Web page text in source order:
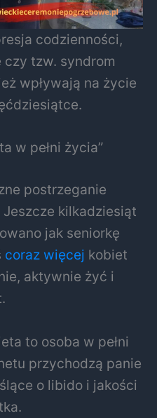
codzienności,
tzw. syndrom
wpływają na życie
w pełni życia”
postrzeganie
kilkadziesiąt
jak seniorkę
coraz więcej kobiet
aktywnie żyć i
to osoba w pełni
przychodzą panie
o libido i jakości